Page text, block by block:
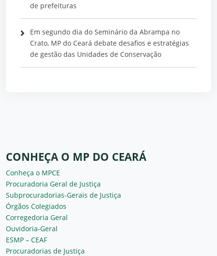
de prefeituras
Em segundo dia do Seminário da Abrampa no
Crato, MP do Ceará debate desafios e estratégias
de gestão das Unidades de Conservação
CONHEÇA O MP DO CEARÁ
Conheça o MPCE
Procuradoria Geral de Justiça
Subprocuradorias-Gerais de Justiça
Órgãos Colegiados
Corregedoria Geral
Ouvidoria-Geral
ESMP – CEAF
Procuradorias de Justiça